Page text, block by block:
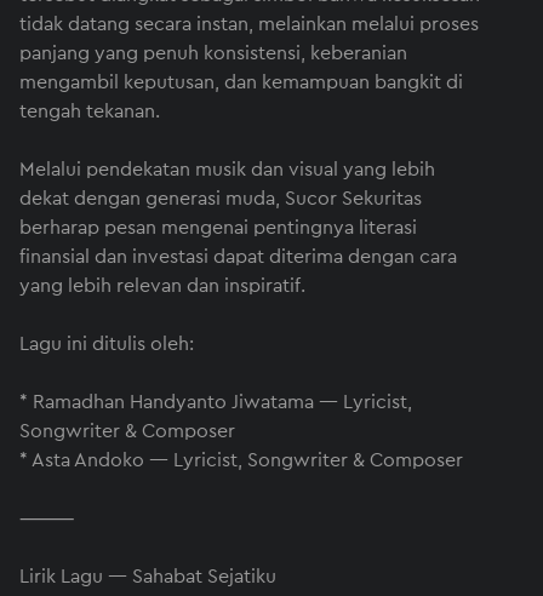
tidak datang secara instan, melainkan melalui proses
panjang yang penuh konsistensi, keberanian
mengambil keputusan, dan kemampuan bangkit di
tengah tekanan.
Melalui pendekatan musik dan visual yang lebih
dekat dengan generasi muda, Sucor Sekuritas
berharap pesan mengenai pentingnya literasi
finansial dan investasi dapat diterima dengan cara
yang lebih relevan dan inspiratif.
Lagu ini ditulis oleh:
* Ramadhan Handyanto Jiwatama — Lyricist,
Songwriter & Composer
* Asta Andoko — Lyricist, Songwriter & Composer
⸻
Lirik Lagu — Sahabat Sejatiku